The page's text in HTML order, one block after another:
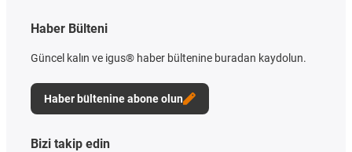
Haber Bülteni
Güncel kalın ve igus® haber bültenine buradan kaydolun.
Haber bültenine abone olun
Bizi takip edin